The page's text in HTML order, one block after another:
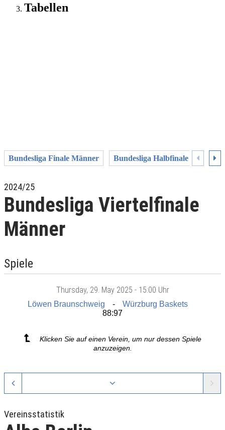
Tabellen
Bundesliga Finale Männer Bundesliga Halbfinale Männer
2024/25
Bundesliga Viertelfinale
Männer
Spiele
Thursday, 29. May 2025 - 15:00 Uhr
Löwen Braunschweig
Würzburg Baskets
88:97
Klicken Sie auf einen Verein, um nur dessen Spiele
anzuzeigen.
Vereinsstatistik